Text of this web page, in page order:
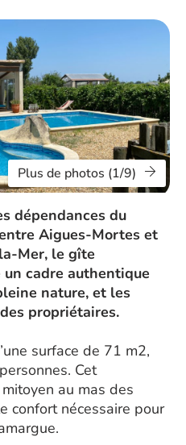
Plus de photos (1/9)
dépendances du
Aigues-Mortes et
Mer, le gîte
un cadre authentique
nature, et les
propriétaires.
surface de 71 m2,
Cet
au mas des
confort nécessaire pour